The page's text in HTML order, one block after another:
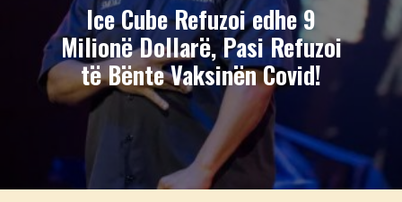
Ice Cube Refuzoi edhe 9
Milionë Dollarë, Pasi Refuzoi
të Bënte Vaksinën Covid!